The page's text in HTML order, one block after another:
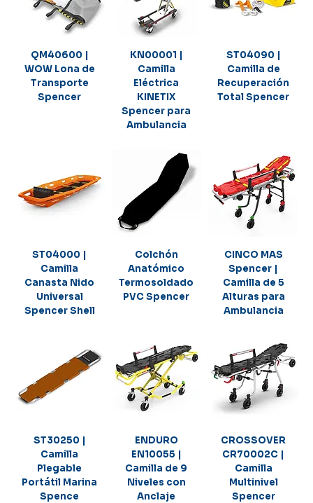
QM40600 |
WOW Lona de
Transporte
Spencer
KN00001 |
Camilla
Eléctrica
KINETIX
Spencer para
Ambulancia
ST04090 |
Camilla de
Recuperación
Total Spencer
ST04000 |
Camilla
Canasta Nido
Universal
Spencer Shell
Colchón
Anatómico
Termosoldado
PVC Spencer
CINCO MAS
Spencer |
Camilla de 5
Alturas para
Ambulancia
ST30250 |
Camilla
Plegable
Portátil Marina
Spence
ENDURO
EN10055 |
Camilla de 9
Niveles con
Anclaje
CROSSOVER
CR70002C |
Camilla
Multinivel
Spencer